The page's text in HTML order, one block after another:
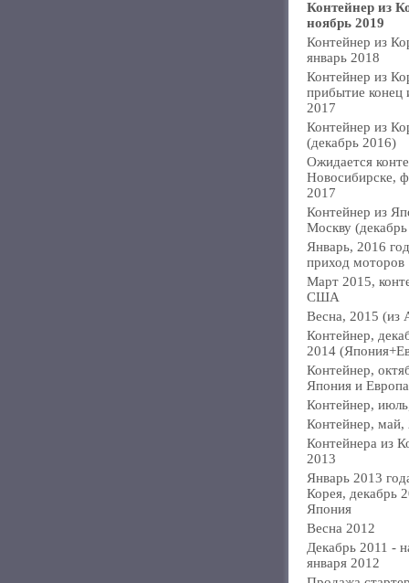
Контейнер из
ноябрь 2019
Контейнер из
январь 2018
Контейнер из
прибытие конец
2017
Контейнер из
(декабрь 2016)
Ожидается
Новосибирске,
2017
Контейнер из
Москву
Январь, 2016
приход моторов
Март 2015,
США
Весна, 2015 (из
Контейнер,
2014
Контейнер,
Япония и
Контейнер,
Контейнер, май,
Контейнера из
2013
Январь 2013
Корея, декабрь
Япония
Весна 2012
Декабрь 2011 -
января 2012